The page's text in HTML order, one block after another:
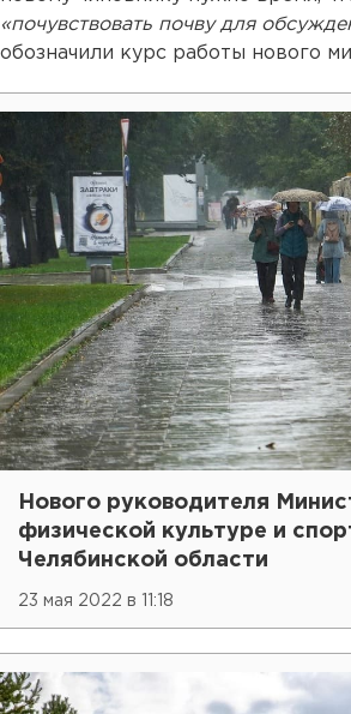
«почувствовать почву для
обозначили курс работы нового
Нового руководителя
физической культуре и
Челябинской области
23 мая 2022 в 11:18